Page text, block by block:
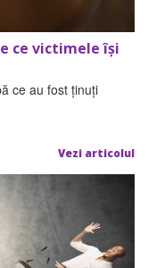
ce victimele își
ce au fost ținuți
Vezi articolul